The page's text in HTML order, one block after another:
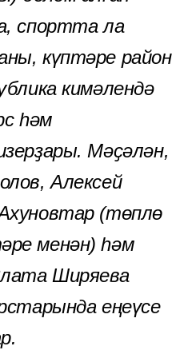
спортта ла
күптәре район
кимәлендә
һәм
Мәҫәлән,
Алексей
(төплө
менән) һәм
Ширяева
еңеүсе